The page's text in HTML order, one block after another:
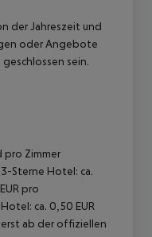
der Jahreszeit und
oder Angebote
sein.
pro Zimmer
Sterne Hotel: ca.
pro
ca. 0,50 EUR
ab der offiziellen